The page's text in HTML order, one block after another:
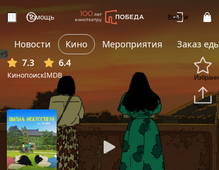
Помощь Войти
Новости Кино Мероприятия
Заказ
7.3
Кинопоиск
6.4
IMDB
+5